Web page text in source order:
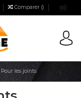
Comparer ()
Pour les joints